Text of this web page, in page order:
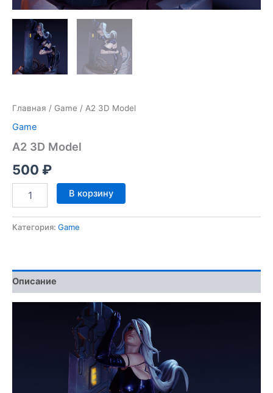
Главная / Game / A2 3D Model
Game
A2 3D Model
500 ₽
Количество
товара
3D
В корзину
Категория: Game
Описание